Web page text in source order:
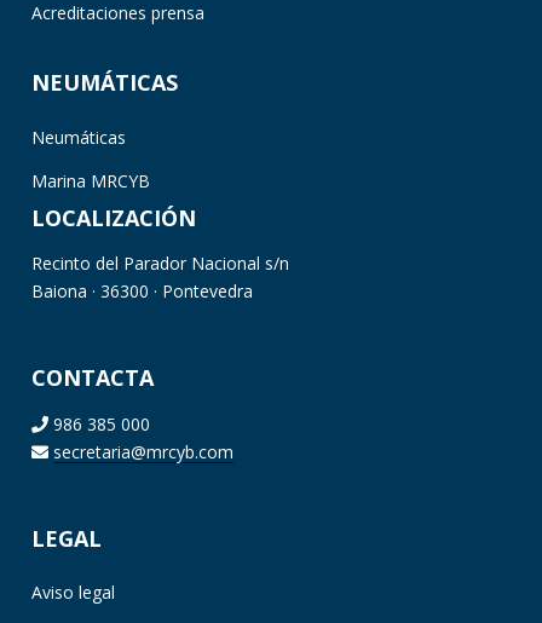
Acreditaciones prensa
NEUMÁTICAS
Neumáticas
Marina MRCYB
LOCALIZACIÓN
Recinto del Parador Nacional s/n
Baiona · 36300 · Pontevedra
CONTACTA
986 385 000
secretaria@mrcyb.com
LEGAL
Aviso legal